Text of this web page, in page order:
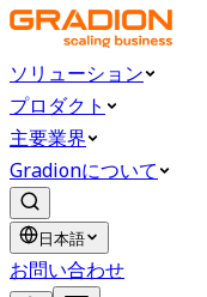
ソリューション
プロダクト
主要業界
Gradionについて
日本語
お問い合わせ